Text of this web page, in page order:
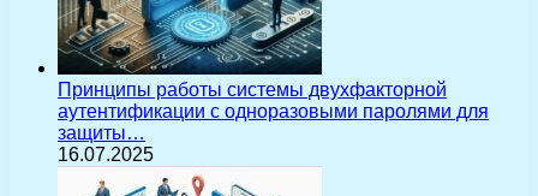
Принципы работы системы двухфакторной
аутентификации с одноразовыми паролями для
защиты…
16.07.2025